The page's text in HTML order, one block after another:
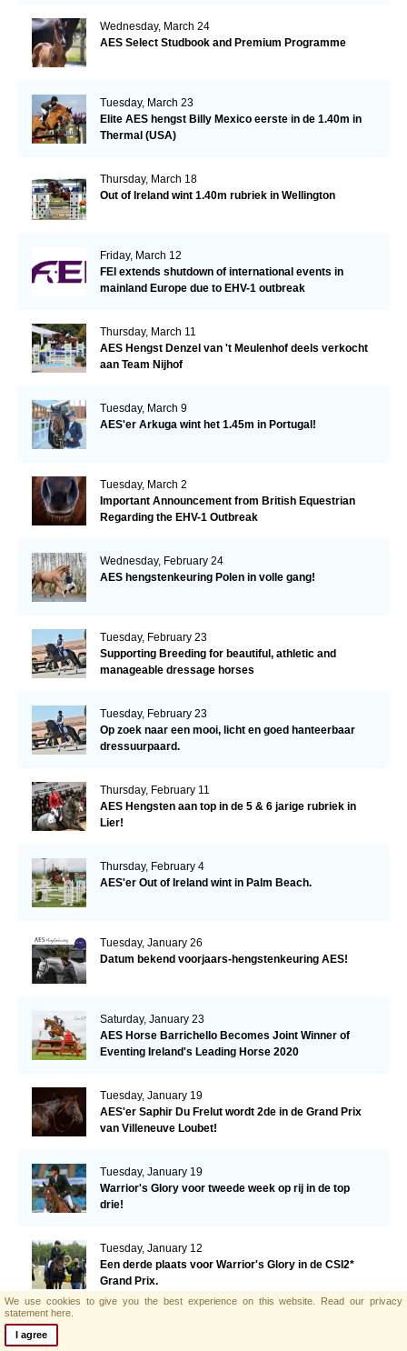
Wednesday, March 24
AES Select Studbook and Premium Programme
Tuesday, March 23
Elite AES hengst Billy Mexico eerste in de 1.40m in
Thermal (USA)
Thursday, March 18
Out of Ireland wint 1.40m rubriek in Wellington
Friday, March 12
FEI extends shutdown of international events in
mainland Europe due to EHV-1 outbreak
Thursday, March 11
AES Hengst Denzel van 't Meulenhof deels verkocht
aan Team Nijhof
Tuesday, March 9
AES'er Arkuga wint het 1.45m in Portugal!
Tuesday, March 2
Important Announcement from British Equestrian
Regarding the EHV-1 Outbreak
Wednesday, February 24
AES hengstenkeuring Polen in volle gang!
Tuesday, February 23
Supporting Breeding for beautiful, athletic and
manageable dressage horses
Tuesday, February 23
Op zoek naar een mooi, licht en goed hanteerbaar
dressuurpaard.
Thursday, February 11
AES Hengsten aan top in de 5 & 6 jarige rubriek in
Lier!
Thursday, February 4
AES'er Out of Ireland wint in Palm Beach.
Tuesday, January 26
Datum bekend voorjaars-hengstenkeuring AES!
Saturday, January 23
AES Horse Barrichello Becomes Joint Winner of
Eventing Ireland's Leading Horse 2020
Tuesday, January 19
AES'er Saphir Du Frelut wordt 2de in de Grand Prix
van Villeneuve Loubet!
Tuesday, January 19
Warrior's Glory voor tweede week op rij in de top
drie!
Tuesday, January 12
Een derde plaats voor Warrior's Glory in de CSI2*
Grand Prix.
We use cookies to give you the best experience on this website. Read our privacy
statement here.
I agree